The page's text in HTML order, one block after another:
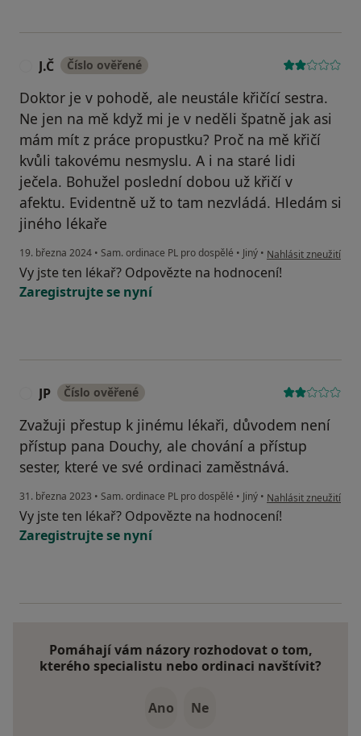
J.Č Číslo ověřené
Doktor je v pohodě, ale neustále křičící sestra.
Ne jen na mě když mi je v neděli špatně jak asi
mám mít z práce propustku? Proč na mě křičí
kvůli takovému nesmyslu. A i na staré lidi
ječela. Bohužel poslední dobou už křičí v
afektu. Evidentně už to tam nezvládá. Hledám si
jiného lékaře
19. března 2024 • Sam. ordinace PL pro dospělé • Jiný • podle názoru
Nahlásit zneužití
Vy jste ten lékař? Odpovězte na hodnocení!
Zaregistrujte se nyní
JP Číslo ověřené
Zvažuji přestup k jinému lékaři, důvodem není
přístup pana Douchy, ale chování a přístup
sester, které ve své ordinaci zaměstnává.
31. března 2023 • Sam. ordinace PL pro dospělé • Jiný • podle názoru
Nahlásit zneužití
Vy jste ten lékař? Odpovězte na hodnocení!
Zaregistrujte se nyní
Pomáhají vám názory rozhodovat o tom,
kterého specialistu nebo ordinaci navštívit?
Ano Ne